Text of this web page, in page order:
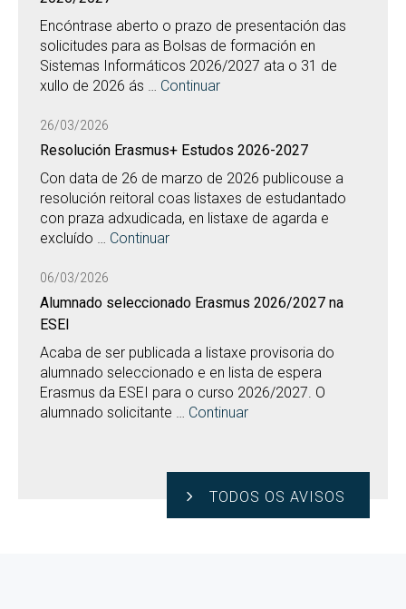
Encóntrase aberto o prazo de presentación das
solicitudes para as Bolsas de formación en
Sistemas Informáticos 2026/2027 ata o 31 de
xullo de 2026 ás … Continuar
26/03/2026
Resolución Erasmus+ Estudos 2026-2027
Con data de 26 de marzo de 2026 publicouse a
resolución reitoral coas listaxes de estudantado
con praza adxudicada, en listaxe de agarda e
excluído … Continuar
06/03/2026
Alumnado seleccionado Erasmus 2026/2027 na
ESEI
Acaba de ser publicada a listaxe provisoria do
alumnado seleccionado e en lista de espera
Erasmus da ESEI para o curso 2026/2027. O
alumnado solicitante … Continuar
TODOS OS AVISOS